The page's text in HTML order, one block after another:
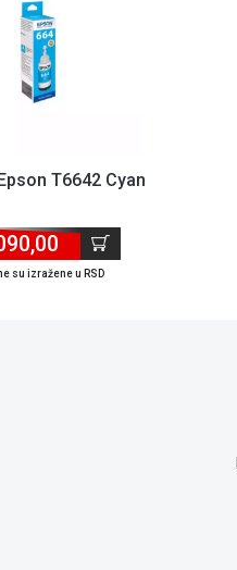
T6642 Cyan
su izražene u RSD